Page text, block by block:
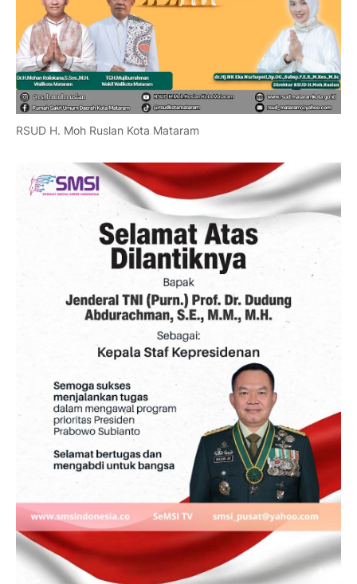
RSUD H. Moh Ruslan Kota Mataram